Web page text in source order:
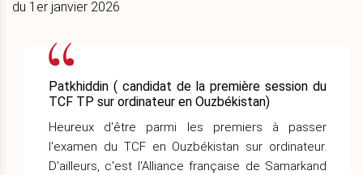
du 1er janvier 2026
Patkhiddin ( candidat de la première session du
TCF TP sur ordinateur en Ouzbékistan)
Heureux d'être parmi les premiers à passer
l'examen du TCF en Ouzbékistan sur ordinateur.
D'ailleurs, c'est l'Alliance française de Samarkand